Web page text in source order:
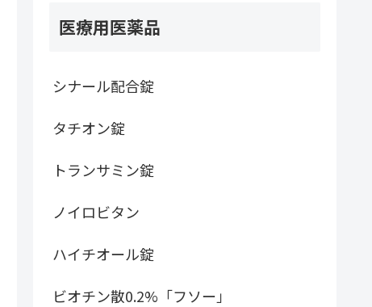
医療用医薬品
シナール配合錠
タチオン錠
トランサミン錠
ノイロビタン
ハイチオール錠
ビオチン散0.2%「フソー」